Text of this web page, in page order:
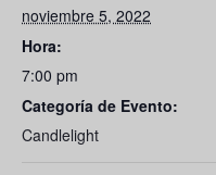
noviembre 5, 2022
Hora:
7:00 pm
Categoría de Evento:
Candlelight